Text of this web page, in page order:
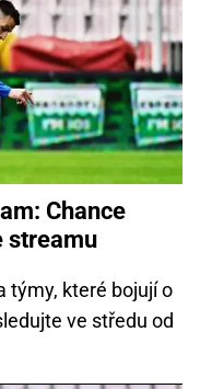
Chance
streamu
týmy, které bojují o
ve středu od